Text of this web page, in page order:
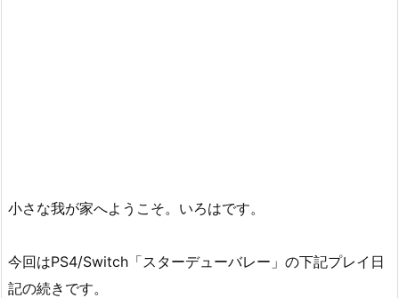
小さな我が家へようこそ。いろはです。
今回はPS4/Switch「スターデューバレー」の下記プレイ日
記の続きです。